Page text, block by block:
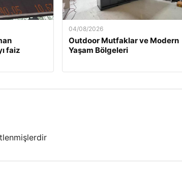
faiz
04/08/2026
Outdoor Mutfaklar ve Modern
Yaşam Bölgeleri